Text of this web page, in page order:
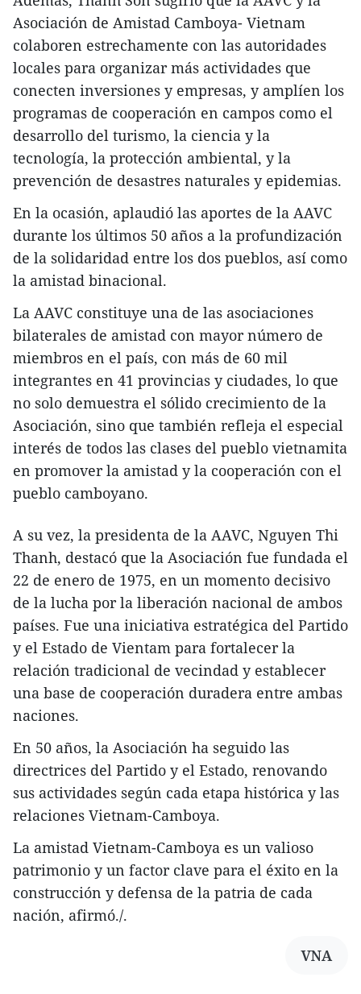
Asociación de Amistad Camboya- Vietnam
colaboren estrechamente con las autoridades
locales para organizar más actividades que
conecten inversiones y empresas, y amplíen los
programas de cooperación en campos como el
desarrollo del turismo, la ciencia y la
tecnología, la protección ambiental, y la
prevención de desastres naturales y epidemias.
En la ocasión, aplaudió las aportes de la AAVC
durante los últimos 50 años a la profundización
de la solidaridad entre los dos pueblos, así como
la amistad binacional.
La AAVC constituye una de las asociaciones
bilaterales de amistad con mayor número de
miembros en el país, con más de 60 mil
integrantes en 41 provincias y ciudades, lo que
no solo demuestra el sólido crecimiento de la
Asociación, sino que también refleja el especial
interés de todos las clases del pueblo vietnamita
en promover la amistad y la cooperación con el
pueblo camboyano.
A su vez, la presidenta de la AAVC, Nguyen Thi
Thanh, destacó que la Asociación fue fundada el
22 de enero de 1975, en un momento decisivo
de la lucha por la liberación nacional de ambos
países. Fue una iniciativa estratégica del Partido
y el Estado de Vientam para fortalecer la
relación tradicional de vecindad y establecer
una base de cooperación duradera entre ambas
naciones.
En 50 años, la Asociación ha seguido las
directrices del Partido y el Estado, renovando
sus actividades según cada etapa histórica y las
relaciones Vietnam-Camboya.
La amistad Vietnam-Camboya es un valioso
patrimonio y un factor clave para el éxito en la
construcción y defensa de la patria de cada
nación, afirmó./.
VNA